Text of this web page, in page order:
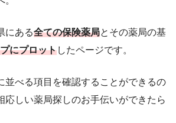
にある全ての保険薬局とその薬局の基
にプロットしたページです。
並べる項目を確認することができるの
応しい薬局探しのお手伝いができたら